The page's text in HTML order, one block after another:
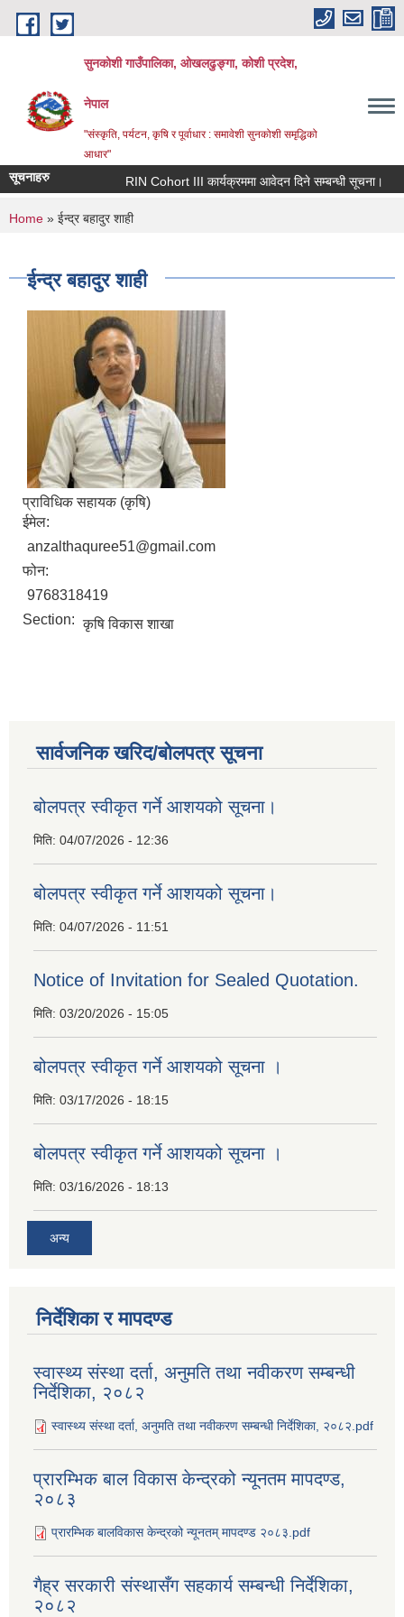
Skip to main content
सुनकोशी गाउँपालिका, ओखलढुङ्गा, कोशी प्रदेश,
नेपाल
"संस्कृति, पर्यटन, कृषि र पूर्वाधार : समावेशी सुनकोशी समृद्धिको
आधार"
सूचनाहरु RIN Cohort III कार्यक्रममा आवेदन दिने सम्बन्धी सूचना।
You are here
Home » ईन्द्र बहादुर शाही
ईन्द्र बहादुर शाही
प्राविधिक सहायक (कृषि)
ईमेल:
anzalthaquree51@gmail.com
फोन:
9768318419
Section: कृषि विकास शाखा
सार्वजनिक खरिद/बोलपत्र सूचना
बोलपत्र स्वीकृत गर्ने आशयको सूचना।
मिति: 04/07/2026 - 12:36
बोलपत्र स्वीकृत गर्ने आशयको सूचना।
मिति: 04/07/2026 - 11:51
Notice of Invitation for Sealed Quotation.
मिति: 03/20/2026 - 15:05
बोलपत्र स्वीकृत गर्ने आशयको सूचना ।
मिति: 03/17/2026 - 18:15
बोलपत्र स्वीकृत गर्ने आशयको सूचना ।
मिति: 03/16/2026 - 18:13
अन्य
निर्देशिका र मापदण्ड
स्वास्थ्य संस्था दर्ता, अनुमति तथा नवीकरण सम्बन्धी
निर्देशिका, २०८२
स्वास्थ्य संस्था दर्ता, अनुमति तथा नवीकरण सम्बन्धी निर्देशिका, २०८२.pdf
प्रारम्भिक बाल विकास केन्द्रको न्यूनतम मापदण्ड,
२०८३
प्रारम्भिक बालविकास केन्द्रको न्यूनतम् मापदण्ड २०८३.pdf
गैह्र सरकारी संस्थासँग सहकार्य सम्बन्धी निर्देशिका,
२०८२